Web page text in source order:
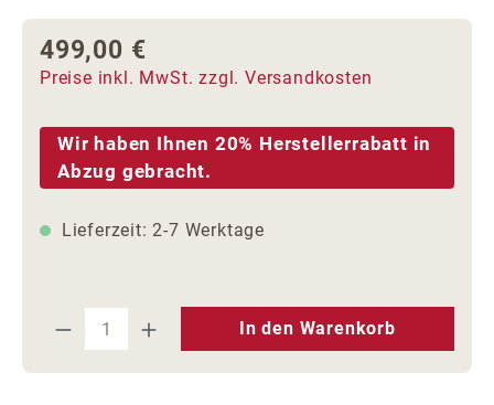
Regulärer Preis:
499,00 €
Preise inkl. MwSt. zzgl. Versandkosten
Wir haben Ihnen 20% Herstellerrabatt in
Abzug gebracht.
Lieferzeit: 2-7 Werktage
Produkt Anzahl: Gib den
In den Warenkorb